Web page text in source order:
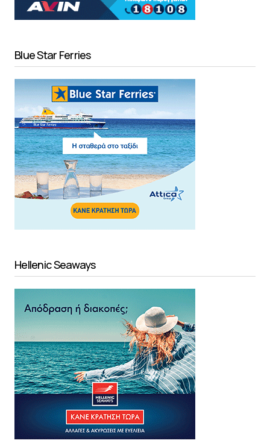
Blue Star Ferries
Hellenic Seaways